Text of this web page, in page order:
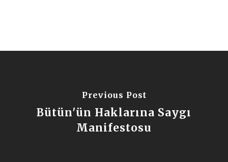
Previous Post
Bütün'ün Haklarına Saygı
Manifestosu